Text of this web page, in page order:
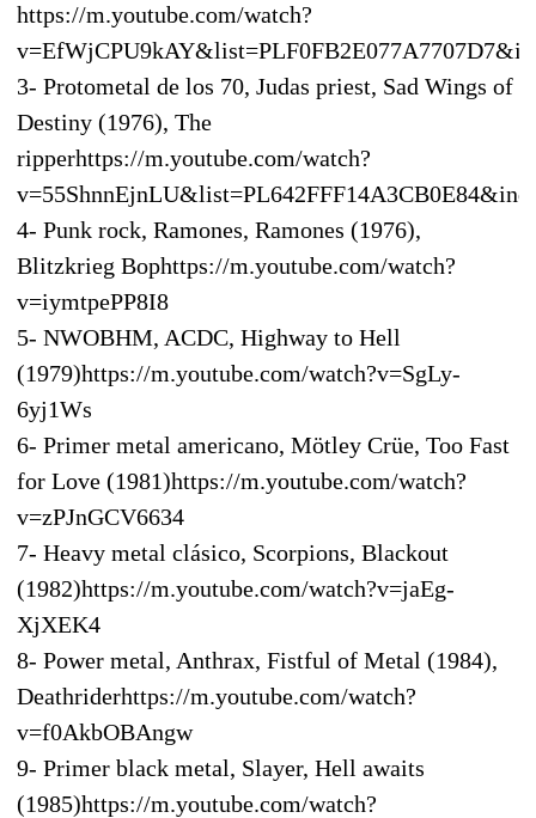
https://m.youtube.com/watch?
3- Protometal de los 70, Judas priest, Sad Wings of
Destiny (1976), The
ripperhttps://m.youtube.com/watch?
4- Punk rock, Ramones, Ramones (1976),
Blitzkrieg Bophttps://m.youtube.com/watch?
v=iymtpePP8I8
5- NWOBHM, ACDC, Highway to Hell
(1979)https://m.youtube.com/watch?v=SgLy-
6yj1Ws
6- Primer metal americano, Mötley Crüe, Too Fast
for Love (1981)https://m.youtube.com/watch?
v=zPJnGCV6634
7- Heavy metal clásico, Scorpions, Blackout
(1982)https://m.youtube.com/watch?v=jaEg-
XjXEK4
8- Power metal, Anthrax, Fistful of Metal (1984),
Deathriderhttps://m.youtube.com/watch?
v=f0AkbOBAngw
9- Primer black metal, Slayer, Hell awaits
(1985)https://m.youtube.com/watch?